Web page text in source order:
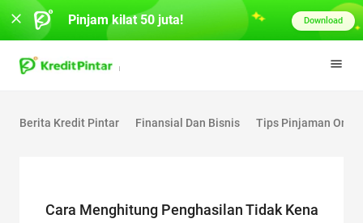
Berita Kredit Pintar Finansial Dan Bisnis Tips Pinjaman
Cara Menghitung Penghasilan Tidak Kena
Pinjam kilat 50 juta! Download